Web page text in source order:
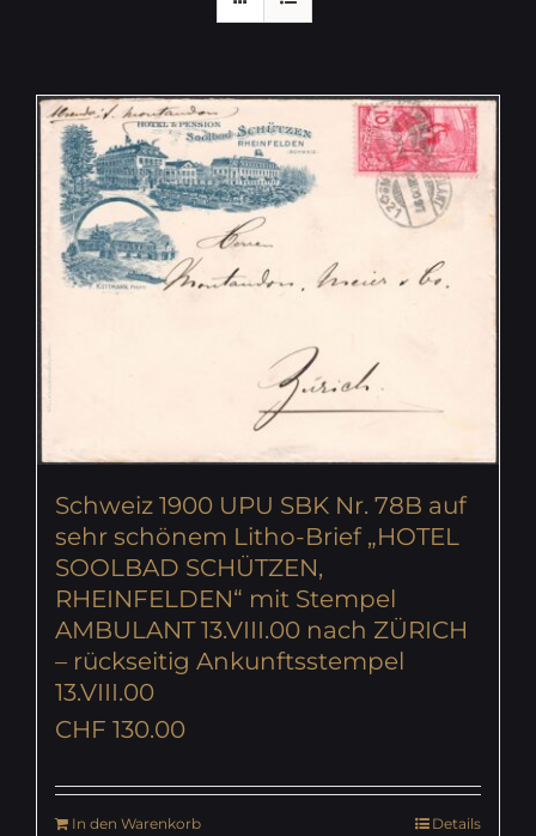
Schweiz 1900 UPU SBK Nr. 78B auf
sehr schönem Litho-Brief „HOTEL
SOOLBAD SCHÜTZEN,
RHEINFELDEN“ mit Stempel
AMBULANT 13.VIII.00 nach ZÜRICH
– rückseitig Ankunftsstempel
13.VIII.00
CHF 130.00
In den Warenkorb
Details